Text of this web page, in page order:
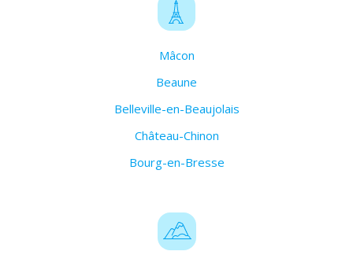
Mâcon
Beaune
Belleville-en-Beaujolais
Château-Chinon
Bourg-en-Bresse